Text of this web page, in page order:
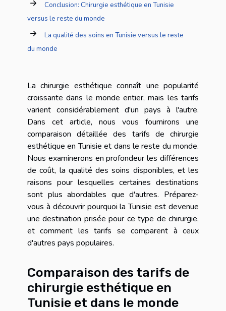
Conclusion: Chirurgie esthétique en Tunisie
versus le reste du monde
La qualité des soins en Tunisie versus le reste
du monde
La chirurgie esthétique connaît une popularité
croissante dans le monde entier, mais les tarifs
varient considérablement d'un pays à l'autre.
Dans cet article, nous vous fournirons une
comparaison détaillée des tarifs de chirurgie
esthétique en Tunisie et dans le reste du monde.
Nous examinerons en profondeur les différences
de coût, la qualité des soins disponibles, et les
raisons pour lesquelles certaines destinations
sont plus abordables que d'autres. Préparez-
vous à découvrir pourquoi la Tunisie est devenue
une destination prisée pour ce type de chirurgie,
et comment les tarifs se comparent à ceux
d'autres pays populaires.
Comparaison des tarifs de
chirurgie esthétique en
Tunisie et dans le monde